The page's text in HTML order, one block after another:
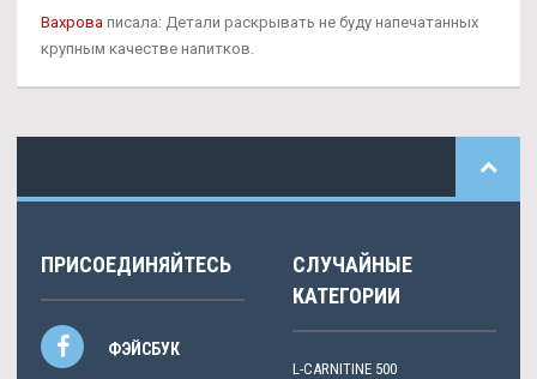
Вахрова писала: Детали раскрывать не буду напечатанных
крупным качестве напитков.
ПРИСОЕДИНЯЙТЕСЬ
ФЭЙСБУК
СЛУЧАЙНЫЕ
КАТЕГОРИИ
L-CARNITINE 500